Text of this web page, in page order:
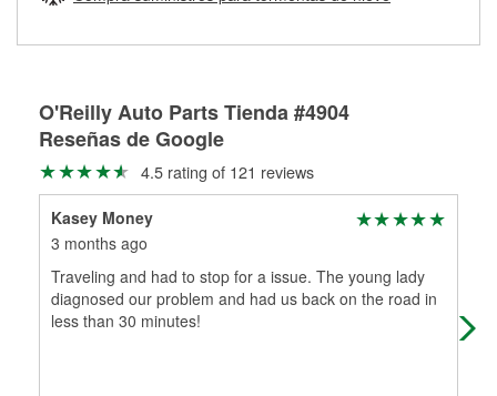
partes de reemplazo correctas para tu reparación.
O'Reilly Auto Parts Tienda #4904
Reseñas de Google
4.5 rating of 121 reviews
Kasey Money
3 months ago
Traveling and had to stop for a issue. The young lady
diagnosed our problem and had us back on the road in
less than 30 minutes!